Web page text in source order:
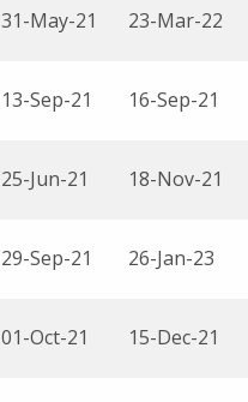
31-May-21 23-Mar-22
13-Sep-21 16-Sep-21
25-Jun-21 18-Nov-21
29-Sep-21 26-Jan-23
01-Oct-21 15-Dec-21